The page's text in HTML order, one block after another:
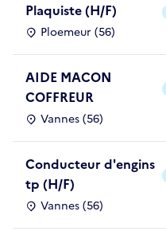
Plaquiste (H/F)
Ploemeur (56)
AIDE MACON
COFFREUR
Vannes (56)
Conducteur d'engins
tp (H/F)
Vannes (56)